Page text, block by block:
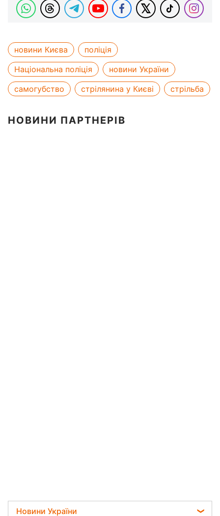
новини Києва
поліція
Національна поліція
новини України
самогубство
стрілянина у Києві стрільба
НОВИНИ ПАРТНЕРІВ
Новини України